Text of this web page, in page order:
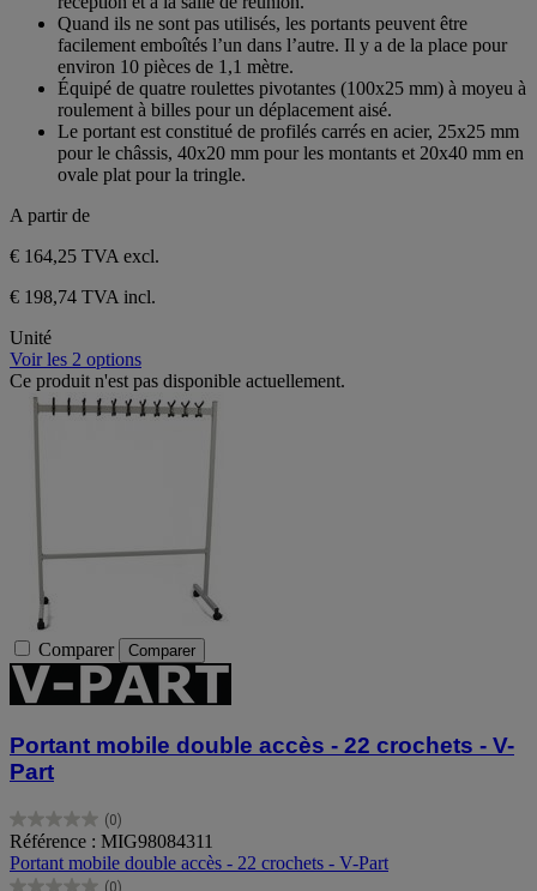
Quand ils ne sont pas utilisés, les portants peuvent être
facilement emboîtés l’un dans l’autre. Il y a de la place pour
environ 10 pièces de 1,1 mètre.
Équipé de quatre roulettes pivotantes (100x25 mm) à moyeu à
roulement à billes pour un déplacement aisé.
Le portant est constitué de profilés carrés en acier, 25x25 mm
pour le châssis, 40x20 mm pour les montants et 20x40 mm en
ovale plat pour la tringle.
A partir de
€ 164,25 TVA excl.
€ 198,74 TVA incl.
Unité
Voir les 2 options
Ce produit n'est pas disponible actuellement.
Comparer Comparer
Portant mobile double accès - 22 crochets - V-
Part
(0)
0.0
sur
5
Référence : MIG98084311
Portant mobile double accès - 22 crochets - V-Part
(0)